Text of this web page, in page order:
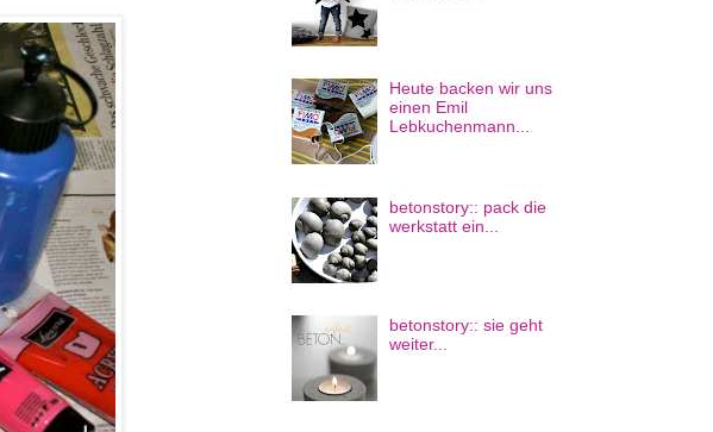
Heute backen wir uns
einen Emil
Lebkuchenmann...
betonstory:: pack die
werkstatt ein...
betonstory:: sie geht
weiter...